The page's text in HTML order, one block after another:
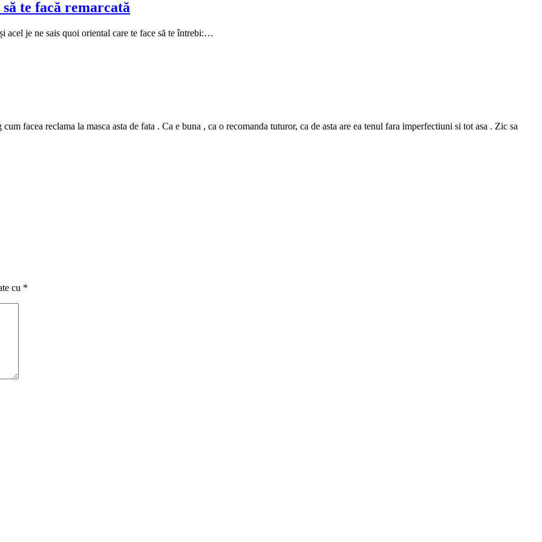
te facă remarcată
acel je ne sais quoi oriental care te face să te întrebi:…
facea reclama la masca asta de fata . Ca e buna , ca o recomanda tuturor, ca de asta are ea tenul fara imperfectiuni si tot asa . Zic sa
cu *